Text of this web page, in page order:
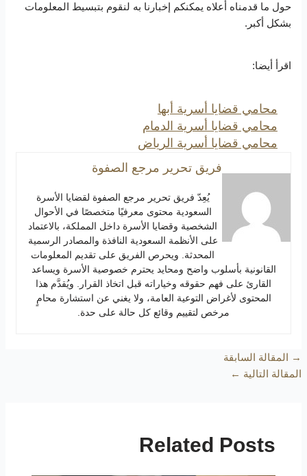
حول ما قدمناه أعلاه يمكنكم إخبارنا به لنقوم بتبسيط المعلومات
بشكل أكبر.
اقرأ أيضا:
محامي قضايا أسرية أبها
محامي قضايا أسرية الدمام
محامي قضايا أسرية الرياض
فريق تحرير مرجع الصفوة
يُعِدّ فريق تحرير مرجع الصفوة لقضايا الأسرة
السعودية محتوى معرفيًا متخصصًا في الأحوال
الشخصية وقضايا الأسرة داخل المملكة، بالاعتماد
على الأنظمة السعودية النافذة والمصادر الرسمية
المحدثة. ويحرص الفريق على تقديم المعلومات
القانونية بأسلوب واضح ومحايد يحترم خصوصية الأسرة ويساعد
القارئ على فهم حقوقه وخياراته قبل اتخاذ القرار. ويُقدَّم هذا
المحتوى لأغراض التوعية العامة، ولا يغني عن استشارة محامٍ
مرخص لتقييم وقائع كل حالة على حدة.
→ المقالة السابقة
المقالة التالية ←
Related Posts